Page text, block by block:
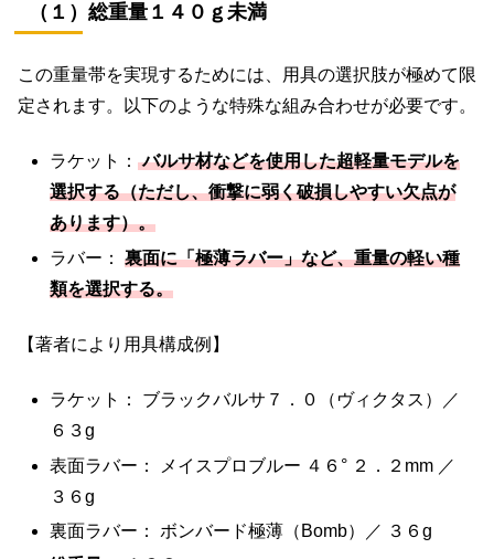
（１）総重量１４０ｇ未満
この重量帯を実現するためには、用具の選択肢が極めて限
定されます。以下のような特殊な組み合わせが必要です。
ラケット：バルサ材などを使用した超軽量モデルを
選択する（ただし、衝撃に弱く破損しやすい欠点が
あります）。
ラバー：裏面に「極薄ラバー」など、重量の軽い種
類を選択する。
【著者により用具構成例】
ラケット： ブラックバルサ７．０（ヴィクタス）／
６３g
表面ラバー： メイスプロブルー ４６° ２．２mm ／
３６g
裏面ラバー： ボンバード極薄（Bomb）／ ３６g